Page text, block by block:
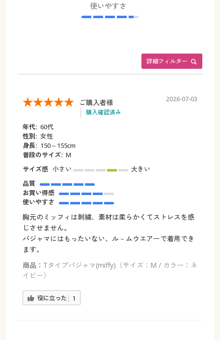
使いやすさ
詳細フィルター
ご購入者様
購入確認済み
2026-07-03
年代: 60代
性別: 女性
身長: 150～155cm
普段のサイズ: M
サイズ感 小さい
大きい
品質
お買い得感
使いやすさ
胸元のミッフィは刺繍、素材は柔らかくてストレスを感
じさせません。
パジャマにはもったいない、ル－ムウエアーで着用でき
ます。
商品： Tタイプパジャマ(miffy)（サイズ：M / カラー：ネ
イビー）
役に立った 1